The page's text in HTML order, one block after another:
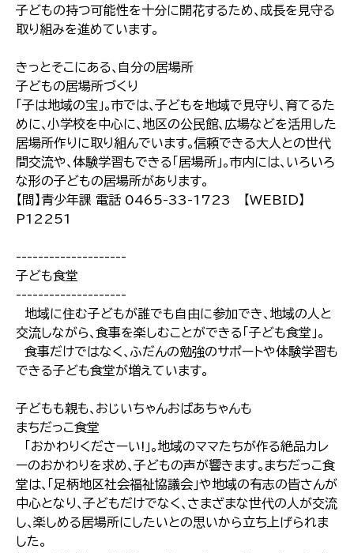
子どもの持つ可能性を十分に開花するため､成長を見守る
取り組みを進めています｡
きっとそこにある､自分の居場所
子どもの居場所づくり
｢子は地域の宝｣｡市では､子どもを地域で見守り､育てるた
めに､小学校を中心に､地区の公民館､広場などを活用した
居場所作りに取り組んでいます｡信頼できる大人との世代
間交流や､体験学習もできる｢居場所｣｡市内には､いろいろ
な形の子どもの居場所があります｡
【問】青少年課 電話 0465-33-1723 【WEBID】
P12251
--------------------
子ども食堂
--------------------
地域に住む子どもが誰でも自由に参加でき､地域の人と
交流しながら､食事を楽しむことができる｢子ども食堂｣｡
食事だけではなく､ふだんの勉強のサポートや体験学習も
できる子ども食堂が増えています｡
子どもも親も､おじいちゃんおばあちゃんも
まちだっこ食堂
｢おかわりくださーい!｣｡地域のママたちが作る絶品カレ
ーのおかわりを求め､子どもの声が響きます｡まちだっこ食
堂は､｢足柄地区社会福祉協議会｣や地域の有志の皆さんが
中心となり､子どもだけでなく､さまざまな世代の人が交流
し､楽しめる居場所にしたいとの思いから立ち上げられま
した｡